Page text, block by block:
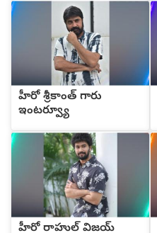
హీరో శ్రీకాంత్ గారు
ఇంటర్వ్యూ
హీరో రాహుల్ విజయ్